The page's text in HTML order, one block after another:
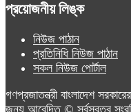
প্রয়োজনীয় লিঙ্ক
নিউজ পাঠান
প্রতিনিধি নিউজ পাঠান
সকল নিউজ পোর্টাল
গণপ্রজাতন্ত্রী বাংলাদেশ